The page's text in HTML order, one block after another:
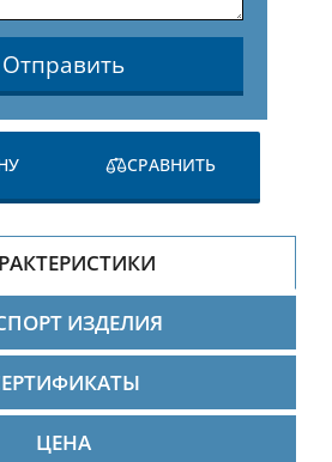
Отправить
СРАВНИТЬ
ИЗДЕЛИЯ
ЦЕНА